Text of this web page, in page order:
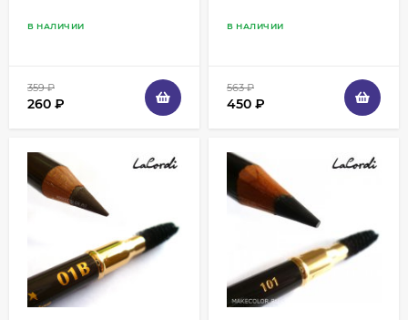
В НАЛИЧИИ
359₽
260 ₽
В НАЛИЧИИ
563₽
450 ₽